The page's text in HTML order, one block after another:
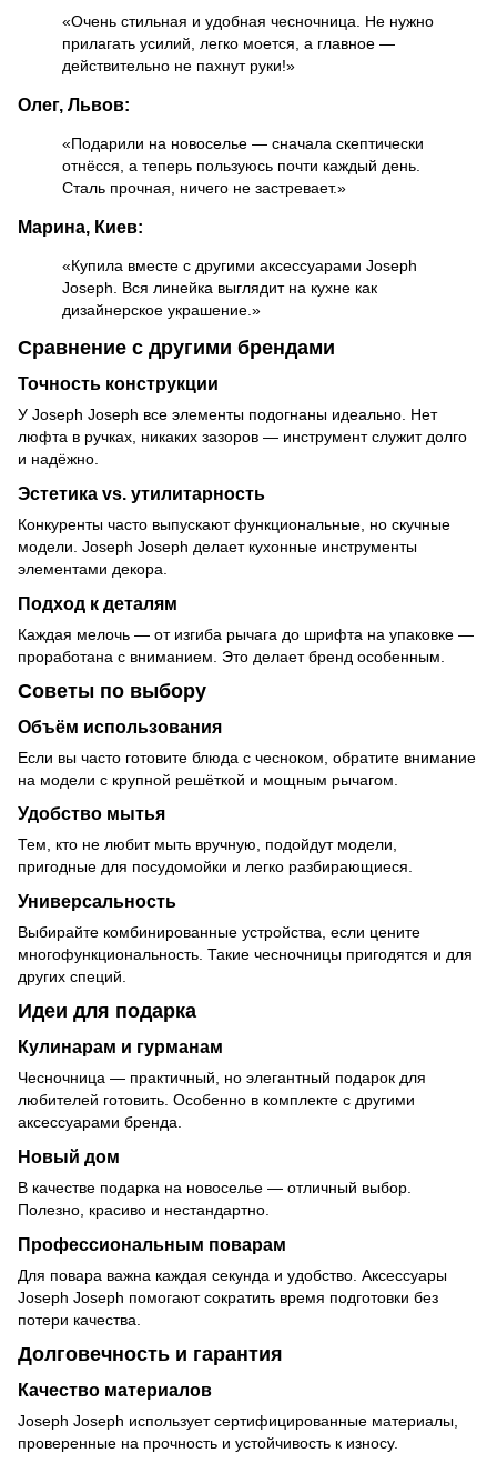
«Очень стильная и удобная чесночница. Не нужно
прилагать усилий, легко моется, а главное —
действительно не пахнут руки!»
Олег, Львов:
«Подарили на новоселье — сначала скептически
отнёсся, а теперь пользуюсь почти каждый день.
Сталь прочная, ничего не застревает.»
Марина, Киев:
«Купила вместе с другими аксессуарами Joseph
Joseph. Вся линейка выглядит на кухне как
дизайнерское украшение.»
Сравнение с другими брендами
Точность конструкции
У Joseph Joseph все элементы подогнаны идеально. Нет
люфта в ручках, никаких зазоров — инструмент служит долго
и надёжно.
Эстетика vs. утилитарность
Конкуренты часто выпускают функциональные, но скучные
модели. Joseph Joseph делает кухонные инструменты
элементами декора.
Подход к деталям
Каждая мелочь — от изгиба рычага до шрифта на упаковке —
проработана с вниманием. Это делает бренд особенным.
Советы по выбору
Объём использования
Если вы часто готовите блюда с чесноком, обратите внимание
на модели с крупной решёткой и мощным рычагом.
Удобство мытья
Тем, кто не любит мыть вручную, подойдут модели,
пригодные для посудомойки и легко разбирающиеся.
Универсальность
Выбирайте комбинированные устройства, если цените
многофункциональность. Такие чесночницы пригодятся и для
других специй.
Идеи для подарка
Кулинарам и гурманам
Чесночница — практичный, но элегантный подарок для
любителей готовить. Особенно в комплекте с другими
аксессуарами бренда.
Новый дом
В качестве подарка на новоселье — отличный выбор.
Полезно, красиво и нестандартно.
Профессиональным поварам
Для повара важна каждая секунда и удобство. Аксессуары
Joseph Joseph помогают сократить время подготовки без
потери качества.
Долговечность и гарантия
Качество материалов
Joseph Joseph использует сертифицированные материалы,
проверенные на прочность и устойчивость к износу.